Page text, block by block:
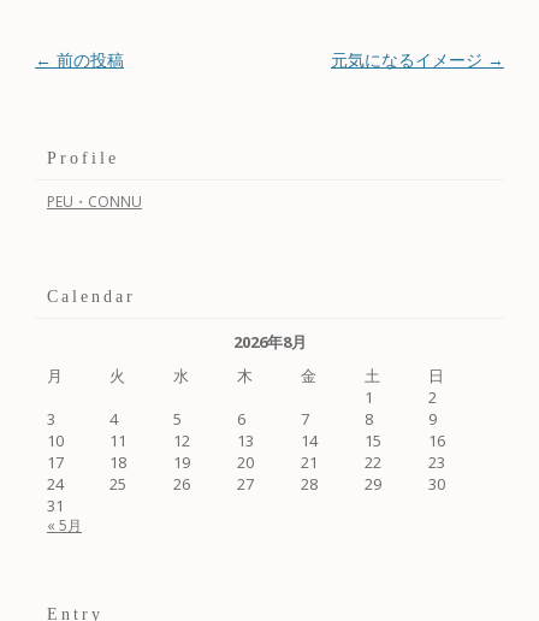
投稿ナビゲーション
← 前の投稿 元気になるイメージ →
Profile
PEU・CONNU
Calendar
2026年8月
月
火 水 木 金 土
日
1
2
3
4 5 6 7 8
9
10
11 12 13 14 15
16
17
18 19 20 21 22
23
24
25 26 27 28 29
30
31
« 5月
Entry